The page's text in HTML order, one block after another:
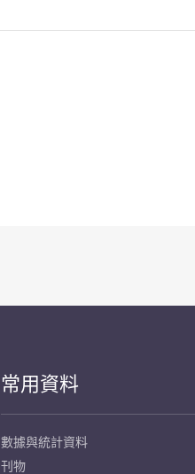
常用資料
數據與統計資料
刊物